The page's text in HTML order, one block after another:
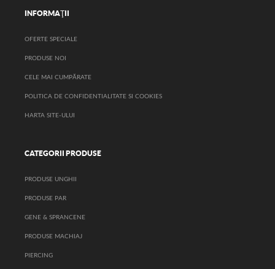
INFORMAŢII
OFERTE SPECIALE
PRODUSE NOI
CELE MAI CUMPĂRATE
POLITICA DE CONFIDENTIALITATE SI COOKIES
HARTA SITE-ULUI
CATEGORII PRODUSE
PRODUSE UNGHII
PRODUSE PAR
GENE & SPRANCENE
PRODUSE MACHIAJ
PIERCING